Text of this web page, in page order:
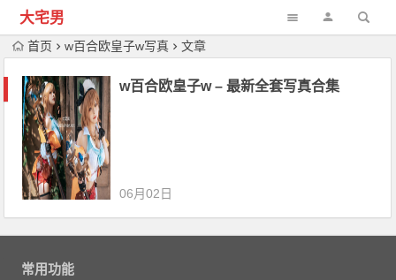
大宅男
首页 w百合欧皇子w写真 文章
w百合欧皇子w – 最新全套写真合集
06月02日
常用功能